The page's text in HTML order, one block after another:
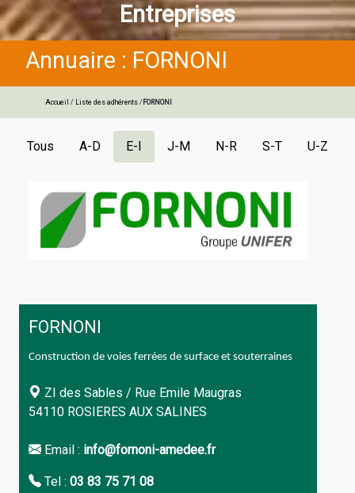
Entreprises
Annuaire : FORNONI
Accueil /Liste des adhérents/FORNONI
Tous A-D E-I J-M N-R S-T U-Z
FORNONI
Construction de voies ferrées de surface et souterraines
ZI des Sables / Rue Emile Maugras
54110 ROSIERES AUX SALINES
Email : info@fornoni-amedee.fr
Tel : 03 83 75 71 08